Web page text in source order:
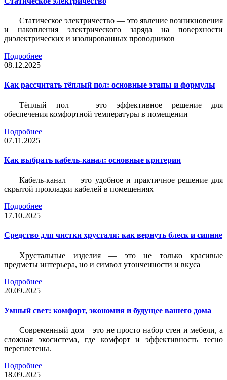
Статическое электричество — это явление возникновения
и накопления электрического заряда на поверхности
диэлектрических и изолированных проводников
Подробнее
08.12.2025
Как рассчитать тёплый пол: основные этапы и формулы
Тёплый пол — это эффективное решение для
обеспечения комфортной температуры в помещении
Подробнее
07.11.2025
Как выбрать кабель-канал: основные критерии
Кабель-канал — это удобное и практичное решение для
скрытой прокладки кабелей в помещениях
Подробнее
17.10.2025
Средство для чистки хрусталя: как вернуть блеск и сияние
Хрустальные изделия — это не только красивые
предметы интерьера, но и символ утонченности и вкуса
Подробнее
20.09.2025
Умный свет: комфорт, экономия и будущее вашего дома
Современный дом – это не просто набор стен и мебели, а
сложная экосистема, где комфорт и эффективность тесно
переплетены.
Подробнее
18.09.2025